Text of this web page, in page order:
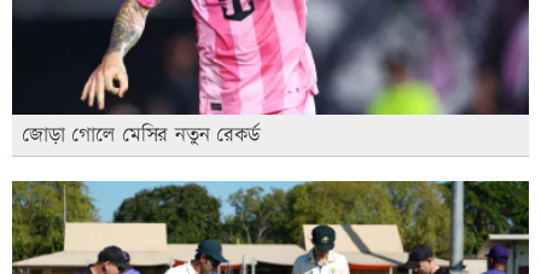
জোড়া গোলে মেসির নতুন রেকর্ড